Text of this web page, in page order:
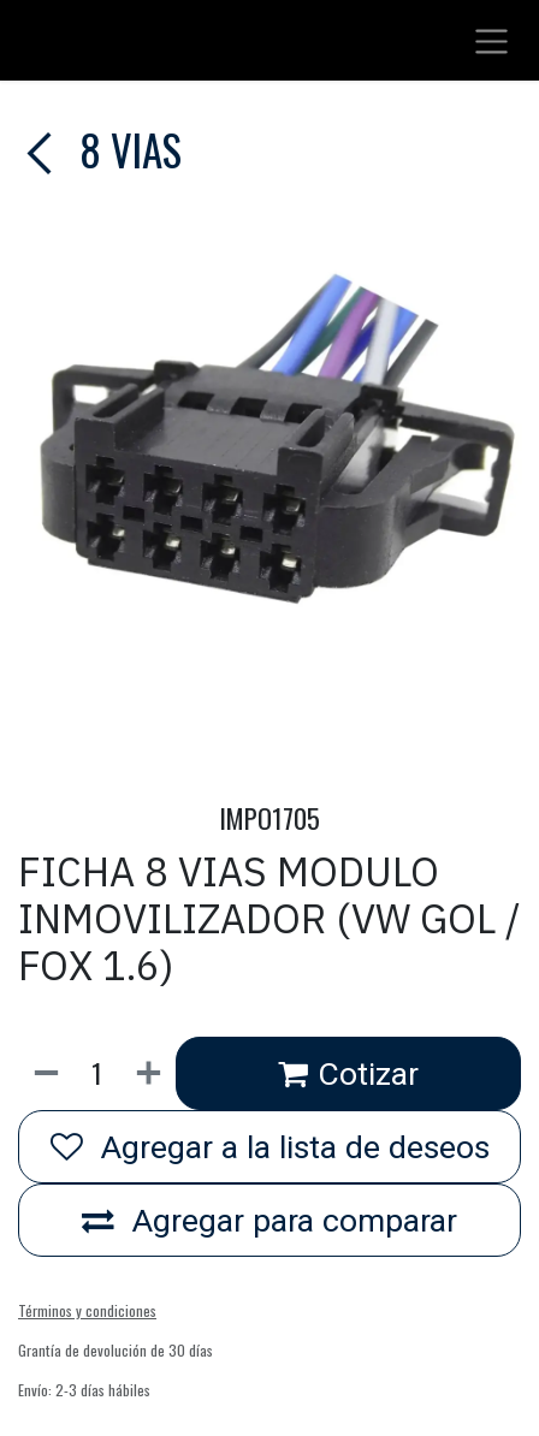
8 VIAS
IMPO1705
FICHA 8 VIAS MODULO
INMOVILIZADOR (VW GOL /
FOX 1.6)
Cotizar
Agregar para comparar
Agregar a la lista de deseos
Términos y condiciones
Grantía de devolución de 30 días
Envío: 2-3 días hábiles